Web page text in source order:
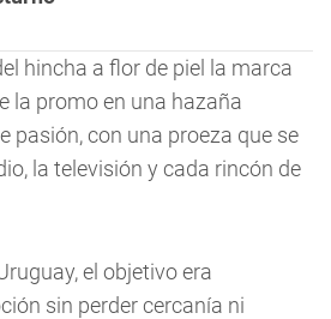
hincha a flor de piel la marca
la promo en una hazaña
pasión, con una proeza que se
la televisión y cada rincón de
el objetivo era
sin perder cercanía ni